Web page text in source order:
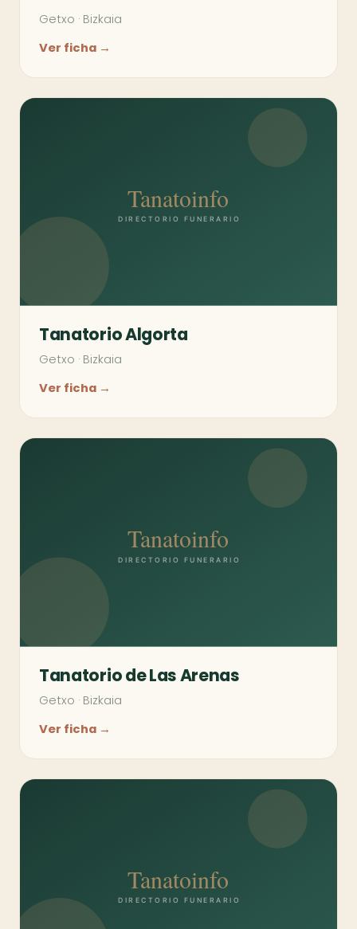
Getxo · Bizkaia
Ver ficha →
Tanatorio Algorta
Getxo · Bizkaia
Ver ficha →
Tanatorio de Las Arenas
Getxo · Bizkaia
Ver ficha →